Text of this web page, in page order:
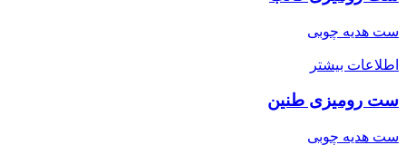
ست هدیه چوبی
اطلاعات بیشتر
ست رومیزی طنین
ست هدیه چوبی